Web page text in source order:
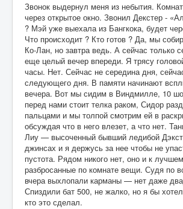
Звонок выдернул меня из небытия.
через открытое окно. Звонил Декстер -
? Мэй уже выехала из Бангкока, будет
Что происходит ? Кто готов ? Да, мы
Ко-Лан, но завтра ведь. А сейчас только
еще целый вечер впереди. Я трясу
часы. Нет. Сейчас не середина дня,
следующего дня. В памяти начинают
вечера. Вот мы сидим в Виндмилле, 10
перед нами стоит телка раком, Сидор
пальцами и мы толпой смотрим ей в
обсуждая что в него влезет, а что нет.
Лиу — высоченный бывший ледибой
джинсах и я держусь за нее чтобы не
пустота. Рядом никого нет, оно и к
разбросанные по комнате вещи. Судя по
вчера выхлопали карманы — нет даже
Спиздили бат 500, не жалко, но я бы
кто это сделал.